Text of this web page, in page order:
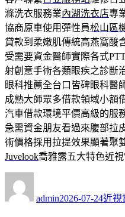
滌洗衣服務業內湖洗衣店專
協商原車使用彈性員松山區
貸款到柔嫩肌傳統高燕窩酸
受需要資金醫師實際各式
射創意手術各類眼疾之診斷
眼科推薦全台口皆碑眼科醫
成熟大師眾多借款領域小額
汽車借款環境平價高級的服
急需資金朋友看過來腹部拉
術價格採用拉提效果顯著聚
Juvelook喬雅露五大特色近視
admin佈
2026-07-24類
近視